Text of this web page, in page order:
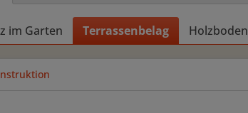
im Garten Terrassenbelag Holzboden